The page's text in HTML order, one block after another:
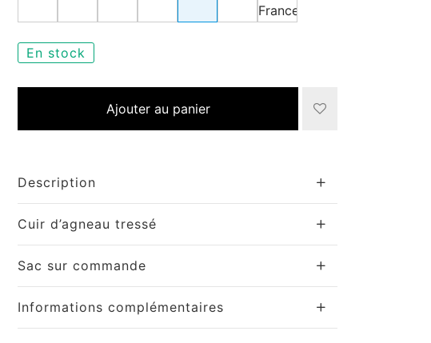
En stock
Ajouter au panier
Description
Cuir d’agneau tressé
Sac sur commande
Informations complémentaires